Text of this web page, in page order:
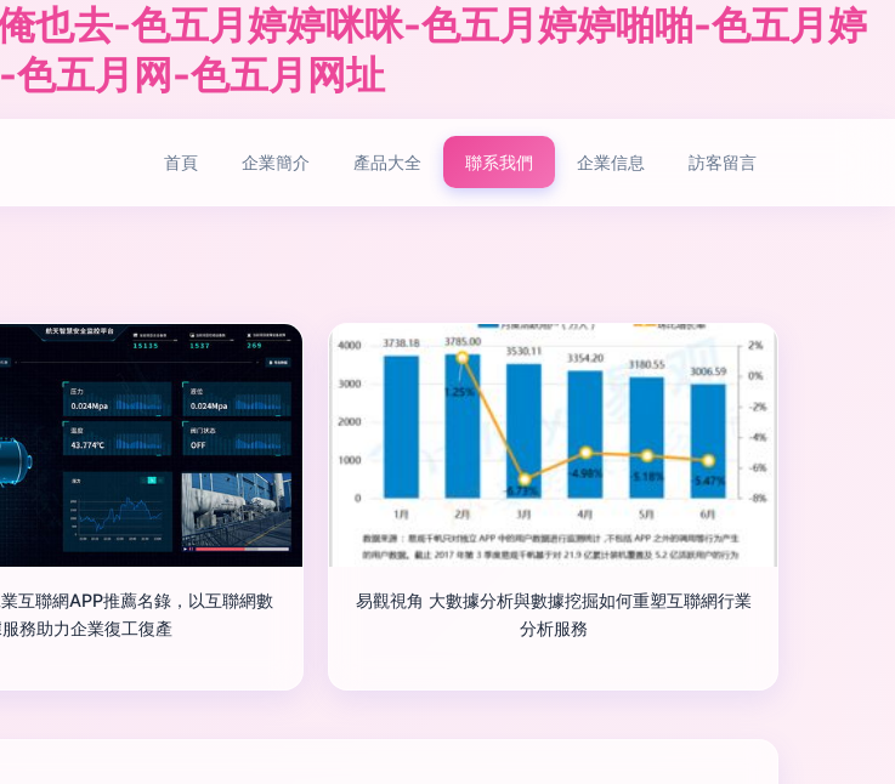
也去-色五月婷婷咪咪-色五月婷婷啪啪-色五月婷
五月网-色五月网址
首頁 企業簡介 產品大全 聯系我們 企業信息 訪客留言
互聯網APP推薦名錄，以互聯網數
務助力企業復工復產
易觀視角 大數據分析與數據挖掘如何重塑互聯網行業
分析服務